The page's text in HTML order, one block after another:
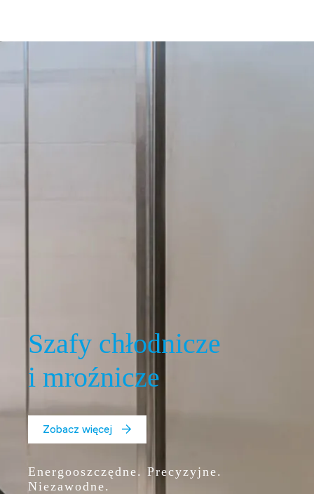
Szafy chłodnicze
i mroźnicze
Zobacz więcej
Energooszczędne. Precyzyjne.
Niezawodne.